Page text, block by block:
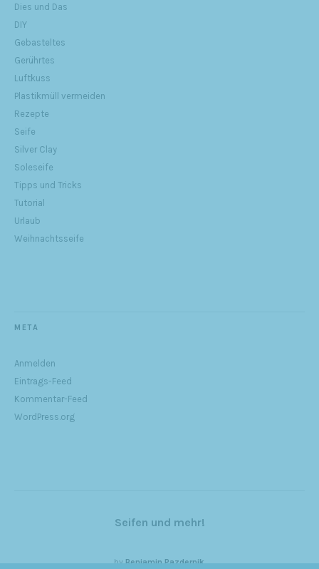
Dies und Das
DIY
Gebasteltes
Gerührtes
Luftkuss
Plastikmüll vermeiden
Rezepte
Seife
Silver Clay
Soleseife
Tipps und Tricks
Tutorial
Urlaub
Weihnachtsseife
META
Anmelden
Eintrags-Feed
Kommentar-Feed
WordPress.org
Seifen und mehr!
byBenjamin Pazdernik